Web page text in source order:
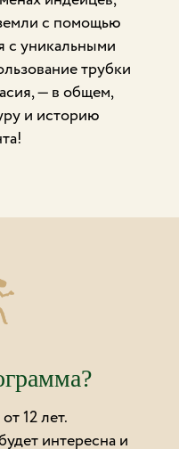
с помощью
с уникальными
трубки
— в общем,
и историю
12 лет.
интересна и